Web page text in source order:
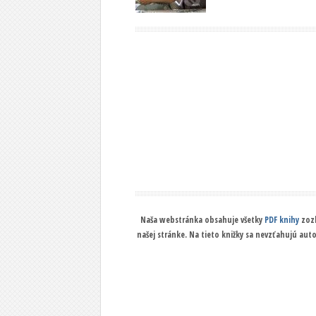
Naša webstránka obsahuje všetky PDF knihy
našej stránke. Na tieto knižky sa nevzťahujú